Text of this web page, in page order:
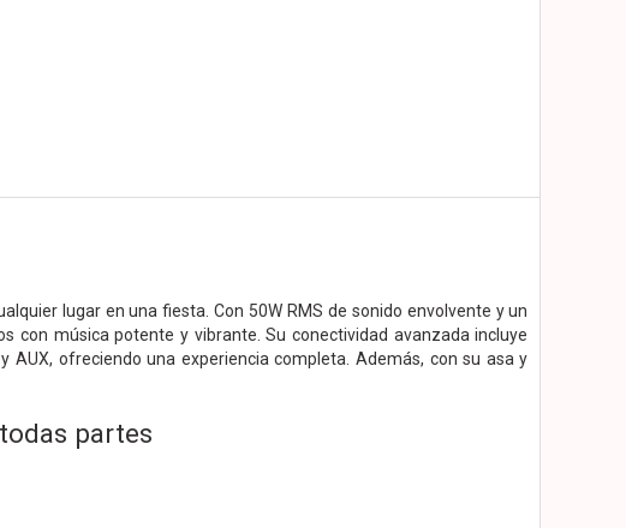
lugar en una fiesta. Con 50W RMS de sonido envolvente y un
con música potente y vibrante. Su conectividad avanzada incluye
AUX, ofreciendo una experiencia completa. Además, con su asa y
partes